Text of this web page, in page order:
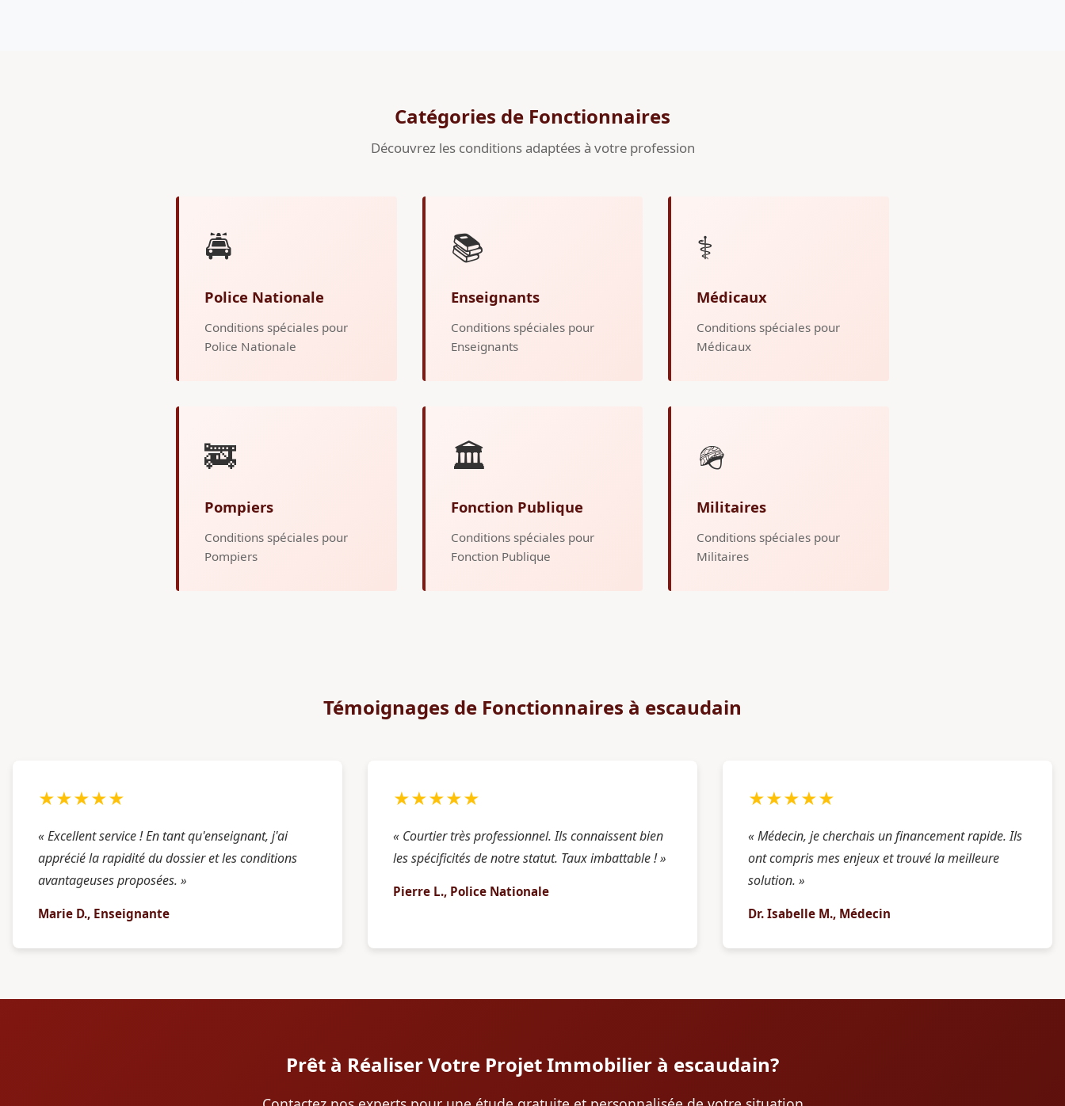
Catégories de Fonctionnaires
Découvrez les conditions adaptées à votre profession
🚔
Police Nationale
Conditions spéciales pour
Police Nationale
📚
Enseignants
Conditions spéciales pour
Enseignants
⚕️
Médicaux
Conditions spéciales pour
Médicaux
🚒
Pompiers
Conditions spéciales pour
Pompiers
🏛️
Fonction Publique
Conditions spéciales pour
Fonction Publique
🪖
Militaires
Conditions spéciales pour
Militaires
Témoignages de Fonctionnaires à escaudain
★★★★★
« Excellent service ! En tant qu'enseignant, j'ai
apprécié la rapidité du dossier et les conditions
avantageuses proposées. »
Marie D., Enseignante
★★★★★
« Courtier très professionnel. Ils connaissent bien
les spécificités de notre statut. Taux imbattable ! »
Pierre L., Police Nationale
★★★★★
« Médecin, je cherchais un financement rapide. Ils
ont compris mes enjeux et trouvé la meilleure
solution. »
Dr. Isabelle M., Médecin
Prêt à Réaliser Votre Projet Immobilier à escaudain?